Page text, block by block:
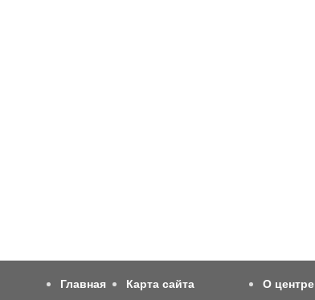
Главная Карта сайта О центре